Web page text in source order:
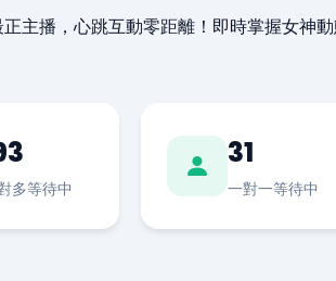
主播，心跳互動零距離！即時掌握女神
多等待中
31
一對一等待中